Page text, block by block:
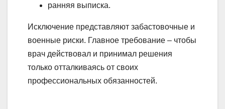
ранняя выписка.
Исключение представляют забастовочные и
военные риски. Главное требование – чтобы
врач действовал и принимал решения
только отталкиваясь от своих
профессиональных обязанностей.